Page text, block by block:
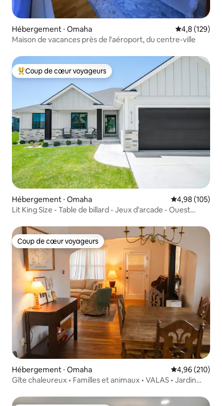
Hébergement ⋅ Omaha Évaluation
4,8 (129)
Maison de vacances près de l'aéroport, du centre-ville
Coups de cœur voyageurs les plus appréciés
Coup de cœur voyageurs
Hébergement ⋅ Omaha Évaluation
4,98 (105)
Lit King Size - Table de billard - Jeux d'arcade - Ouest
Coup de cœur voyageurs
Coup de cœur voyageurs
Hébergement ⋅ Omaha Évaluation
4,96 (210)
Gîte chaleureux • Familles et animaux • VALAS • Jardin